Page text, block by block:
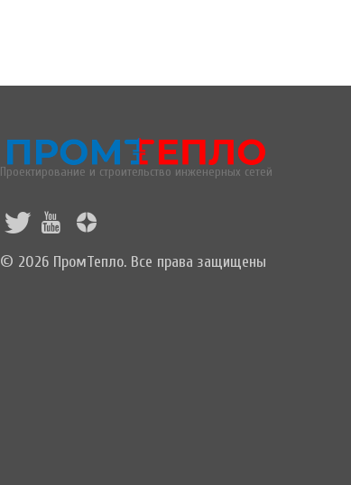
Проектирование и строительство инженерных сетей
© 2026 ПромТепло. Все права защищены